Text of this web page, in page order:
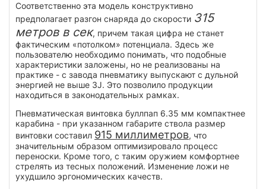
Соответственно эта модель конструктивно
предполагает разгон снаряда до скорости 315
метров в сек, причем такая цифра не станет
фактическим «потолком» потенциала. Здесь же
пользователю необходимо понимать, что подобные
характеристики заложены, но не реализованы на
практике - с завода пневматику выпускают с дульной
энергией не выше 3J. Это позволило продукции
находиться в законодательных рамках.
Пневматическая винтовка буллпап 6.35 мм компактнее
карабина - при указанном габарите ствола размер
винтовки составил 915 миллиметров, что
значительным образом оптимизировало процесс
переноски. Кроме того, с таким оружием комфортнее
стрелять из тесных положений. Изменение ложи не
ухудшило эргономических качеств.